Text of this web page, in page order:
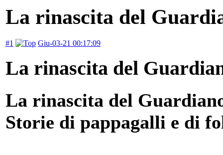
La rinascita del
#1 Giu-03-21 00:17:09
La rinascita del
La rinascita del
Storie di pappagalli e di